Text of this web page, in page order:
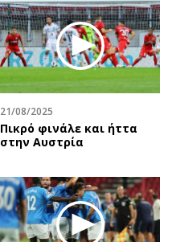
21/08/2025
Πικρό φινάλε και ήττα
στην Αυστρία